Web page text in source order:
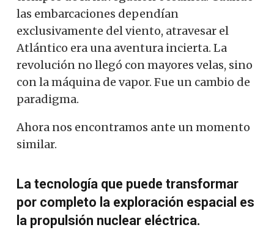
las embarcaciones dependían
exclusivamente del viento, atravesar el
Atlántico era una aventura incierta. La
revolución no llegó con mayores velas, sino
con la máquina de vapor. Fue un cambio de
paradigma.
Ahora nos encontramos ante un momento
similar.
La tecnología que puede transformar
por completo la exploración espacial es
la propulsión nuclear eléctrica.